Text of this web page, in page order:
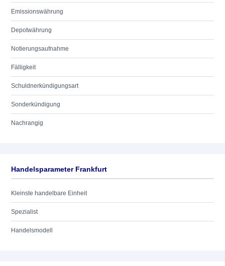
Emissionswährung
Depotwährung
Notierungsaufnahme
Fälligkeit
Schuldnerkündigungsart
Sonderkündigung
Nachrangig
Handelsparameter Frankfurt
Kleinste handelbare Einheit
Spezialist
Handelsmodell